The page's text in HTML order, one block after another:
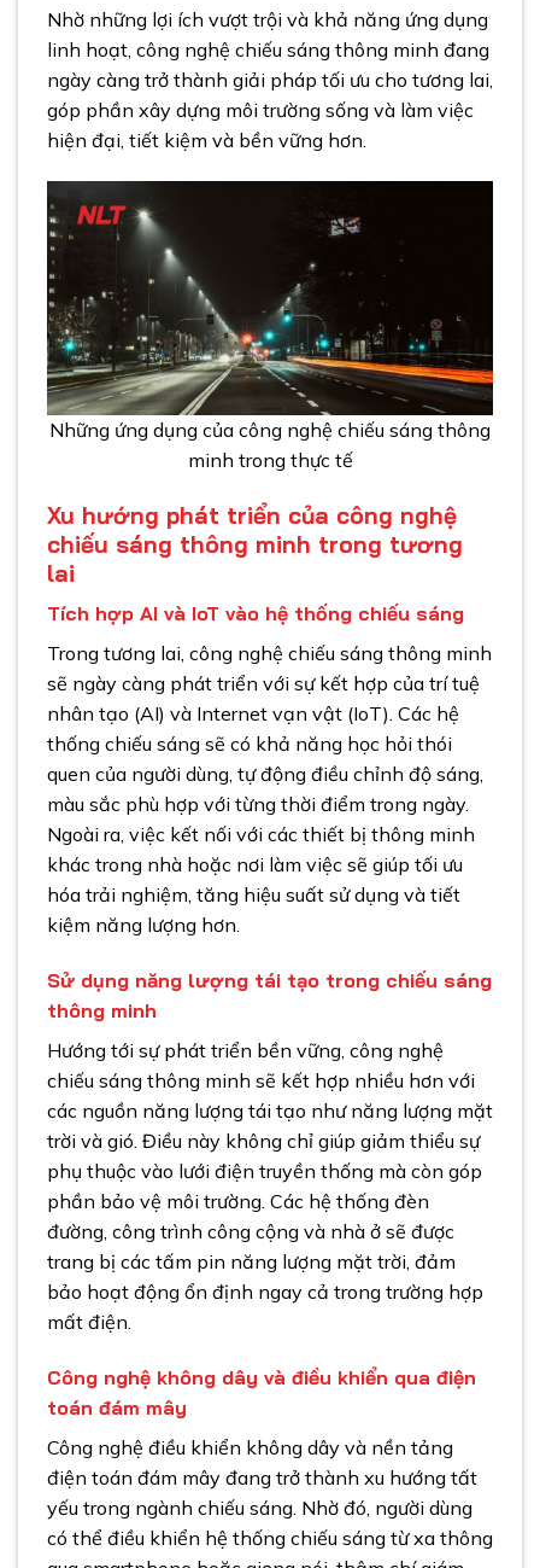
Nhờ những lợi ích vượt trội và khả năng ứng dụng
linh hoạt, công nghệ chiếu sáng thông minh đang
ngày càng trở thành giải pháp tối ưu cho tương lai,
góp phần xây dựng môi trường sống và làm việc
hiện đại, tiết kiệm và bền vững hơn.
Những ứng dụng của công nghệ chiếu sáng thông
minh trong thực tế
Xu hướng phát triển của công nghệ
chiếu sáng thông minh trong tương
lai
Tích hợp AI và IoT vào hệ thống chiếu sáng
Trong tương lai, công nghệ chiếu sáng thông minh
sẽ ngày càng phát triển với sự kết hợp của trí tuệ
nhân tạo (AI) và Internet vạn vật (IoT). Các hệ
thống chiếu sáng sẽ có khả năng học hỏi thói
quen của người dùng, tự động điều chỉnh độ sáng,
màu sắc phù hợp với từng thời điểm trong ngày.
Ngoài ra, việc kết nối với các thiết bị thông minh
khác trong nhà hoặc nơi làm việc sẽ giúp tối ưu
hóa trải nghiệm, tăng hiệu suất sử dụng và tiết
kiệm năng lượng hơn.
Sử dụng năng lượng tái tạo trong chiếu sáng
thông minh
Hướng tới sự phát triển bền vững, công nghệ
chiếu sáng thông minh sẽ kết hợp nhiều hơn với
các nguồn năng lượng tái tạo như năng lượng mặt
trời và gió. Điều này không chỉ giúp giảm thiểu sự
phụ thuộc vào lưới điện truyền thống mà còn góp
phần bảo vệ môi trường. Các hệ thống đèn
đường, công trình công cộng và nhà ở sẽ được
trang bị các tấm pin năng lượng mặt trời, đảm
bảo hoạt động ổn định ngay cả trong trường hợp
mất điện.
Công nghệ không dây và điều khiển qua điện
toán đám mây
Công nghệ điều khiển không dây và nền tảng
điện toán đám mây đang trở thành xu hướng tất
yếu trong ngành chiếu sáng. Nhờ đó, người dùng
có thể điều khiển hệ thống chiếu sáng từ xa thông